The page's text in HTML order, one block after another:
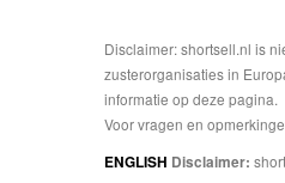
Disclaimer: shortsell.nl is
zusterorganisaties in
informatie op deze pagina.
Voor vragen en
ENGLISH Disclaimer: